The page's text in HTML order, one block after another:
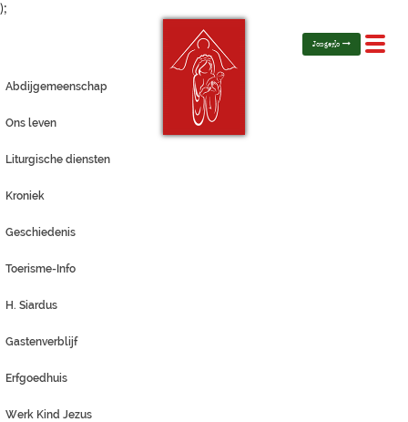
);
Toggle
Jongerlo
Abdijgemeenschap
Ons leven
Liturgische diensten
Kroniek
Geschiedenis
Toerisme-Info
H. Siardus
Gastenverblijf
Erfgoedhuis
Werk Kind Jezus